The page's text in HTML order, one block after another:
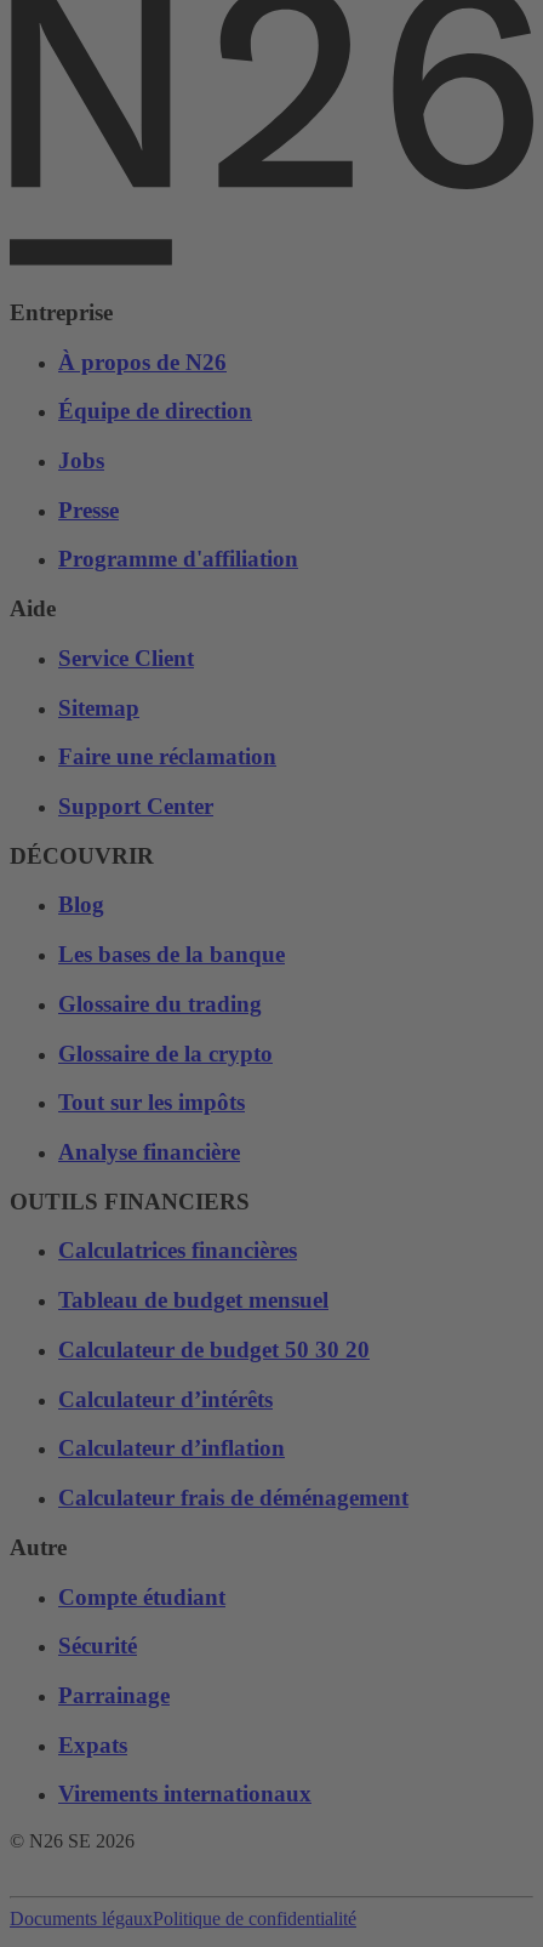
Entreprise
À propos de N26
Équipe de direction
Jobs
Presse
Programme d'affiliation
Aide
Service Client
Sitemap
Faire une réclamation
Support Center
DÉCOUVRIR
Blog
Les bases de la banque
Glossaire du trading
Glossaire de la crypto
Tout sur les impôts
Analyse financière
OUTILS FINANCIERS
Calculatrices financières
Tableau de budget mensuel
Calculateur de budget 50 30 20
Calculateur d’intérêts
Calculateur d’inflation
Calculateur frais de déménagement
Autre
Compte étudiant
Sécurité
Parrainage
Expats
Virements internationaux
© N26 SE 2026
Documents légauxPolitique de confidentialité